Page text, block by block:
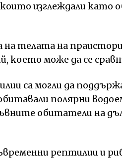
изглеждали като
телата на
което може да се
са могли да
полярни
обитатели на
рептилии и